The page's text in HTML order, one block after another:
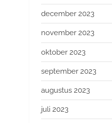
december 2023
november 2023
oktober 2023
september 2023
augustus 2023
juli 2023